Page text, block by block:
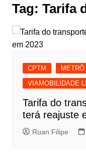
Tag: Tarifa
CPTM METRÔ
VIAMOBILIDADE
Tarifa do
terá reajuste
Ruan Filipe